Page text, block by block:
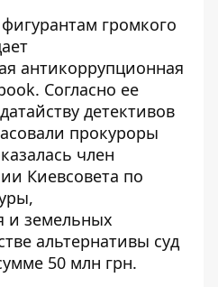
громкого
антикоррупционная
Согласно ее
детективов
прокуроры
член
Киевсовета по
и земельных
альтернативы суд
50 млн грн.